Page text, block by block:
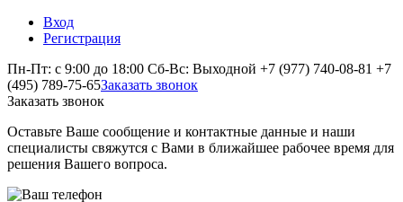
Вход
Регистрация
Пн-Пт: с 9:00 до 18:00 Сб-Вс: Выходной +7 (977) 740-08-81 +7
(495) 789-75-65Заказать звонок
Заказать звонок
Оставьте Ваше сообщение и контактные данные и наши
специалисты свяжутся с Вами в ближайшее рабочее время для
решения Вашего вопроса.